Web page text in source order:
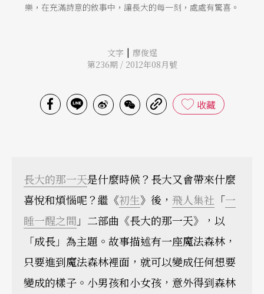
樂，在充滿詩意的敘事中，讓長大的每一刻，處處有驚喜。
文字 | 廖俊逞
第236期 / 2012年08月號
收藏
長大的那一天是什麼時候？長大又會帶來什麼
喜悅和煩惱呢？繼《初生》後， 飛人集社 「一
睡一醒之間 」二部曲《長大的那一天》，以
「成長」為主題。故事描述有一座魔法森林，
只要進到魔法森林裡面，就可以變成任何想要
變成的樣子。小男孩和小女孩，意外得到森林